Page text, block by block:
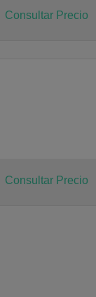
Consultar Precio
Consultar Precio